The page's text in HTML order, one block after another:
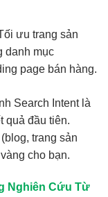
ưu trang sản
danh mục
page bán hàng.
Search Intent là
quả đầu tiên.
trang sản
cho bạn.
Nghiên Cứu Từ